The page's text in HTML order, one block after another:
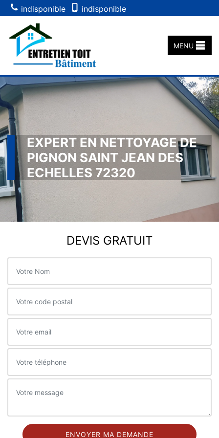
indisponible indisponible
MENU
EXPERT EN NETTOYAGE DE
PIGNON SAINT JEAN DES
ECHELLES 72320
DEVIS GRATUIT